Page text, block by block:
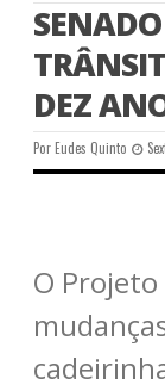
DEZ
PorEudes Quinto
O Projeto